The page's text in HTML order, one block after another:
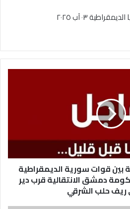
٠٣ آب ٢٠٢٥
بين قوات سورية الديمقراطية
دمشق الانتقالية قرب دير
ريف حلب الشرقي